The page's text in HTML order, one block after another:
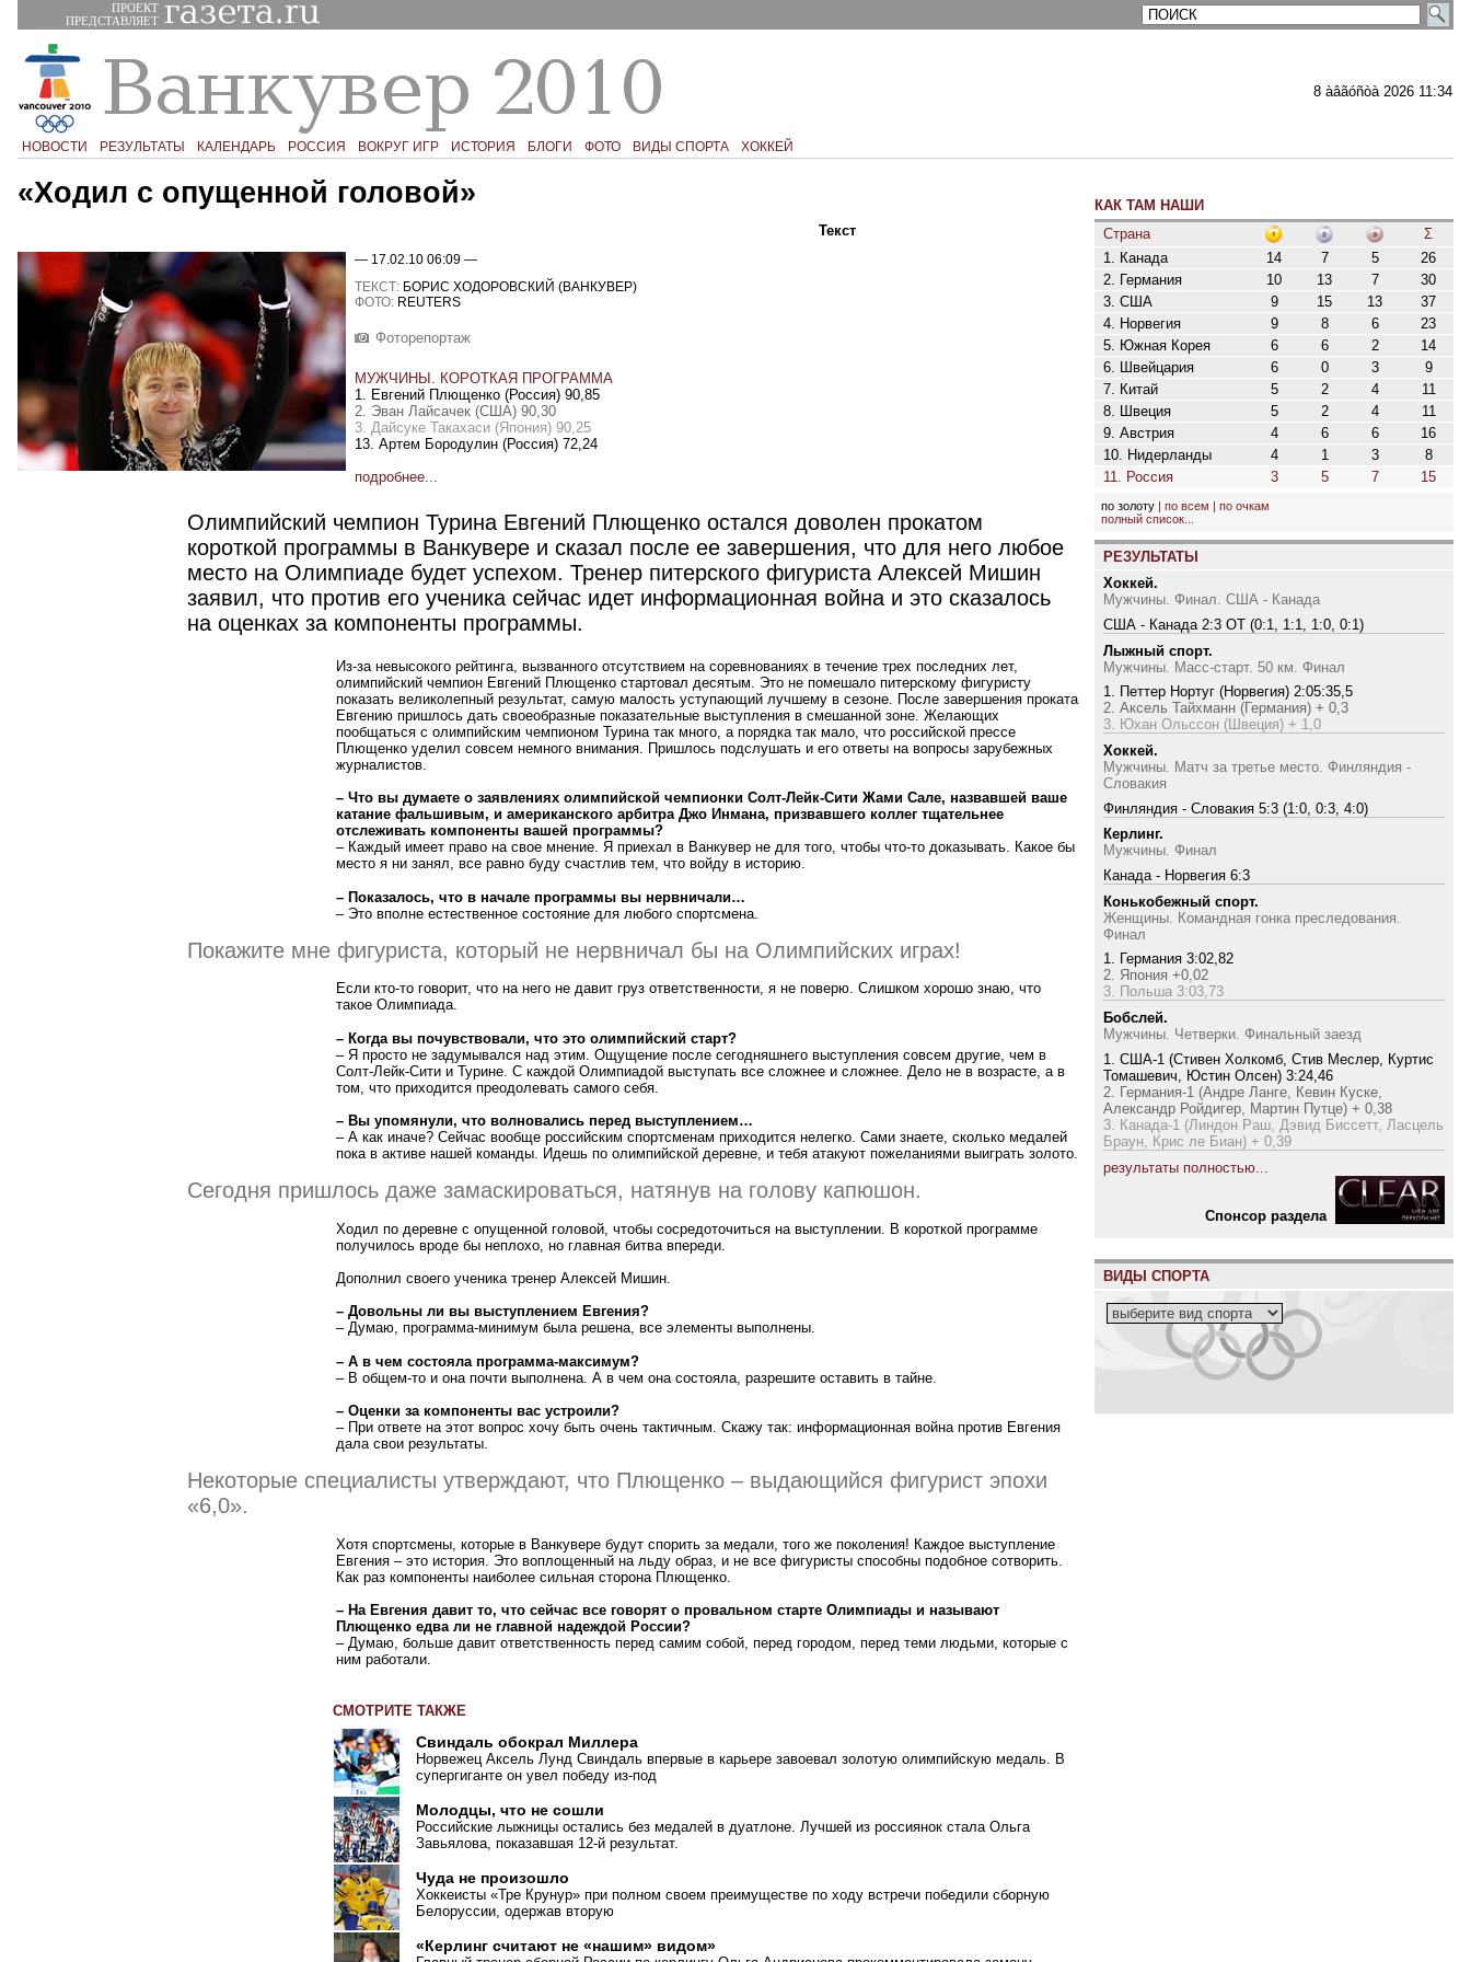
ПРОЕКТ
ПРЕДСТАВЛЯЕТ
8 àâãóñòà 2026 11:34
НОВОСТИ РЕЗУЛЬТАТЫ КАЛЕНДАРЬ РОССИЯ ВОКРУГ ИГР ИСТОРИЯ БЛОГИ ФОТО ВИДЫ СПОРТА ХОККЕЙ
«Ходил с опущенной головой»
Текст
— 17.02.10 06:09 —
ТЕКСТ: БОРИС ХОДОРОВСКИЙ (ВАНКУВЕР)
ФОТО: REUTERS
Фоторепортаж
МУЖЧИНЫ. КОРОТКАЯ ПРОГРАММА
1. Евгений Плющенко (Россия) 90,85
2. Эван Лайсачек (США) 90,30
3. Дайсуке Такахаси (Япония) 90,25
13. Артем Бородулин (Россия) 72,24
подробнее...
Олимпийский чемпион Турина Евгений Плющенко остался доволен прокатом
короткой программы в Ванкувере и сказал после ее завершения, что для него любое
место на Олимпиаде будет успехом. Тренер питерского фигуриста Алексей Мишин
заявил, что против его ученика сейчас идет информационная война и это сказалось
на оценках за компоненты программы.
Из-за невысокого рейтинга, вызванного отсутствием на соревнованиях в течение трех последних лет,
олимпийский чемпион Евгений Плющенко стартовал десятым. Это не помешало питерскому фигуристу
показать великолепный результат, самую малость уступающий лучшему в сезоне. После завершения проката
Евгению пришлось дать своеобразные показательные выступления в смешанной зоне. Желающих
пообщаться с олимпийским чемпионом Турина так много, а порядка так мало, что российской прессе
Плющенко уделил совсем немного внимания. Пришлось подслушать и его ответы на вопросы зарубежных
журналистов.
– Что вы думаете о заявлениях олимпийской чемпионки Солт-Лейк-Сити Жами Сале, назвавшей ваше
катание фальшивым, и американского арбитра Джо Инмана, призвавшего коллег тщательнее
отслеживать компоненты вашей программы?
– Каждый имеет право на свое мнение. Я приехал в Ванкувер не для того, чтобы что-то доказывать. Какое бы
место я ни занял, все равно буду счастлив тем, что войду в историю.
– Показалось, что в начале программы вы нервничали…
– Это вполне естественное состояние для любого спортсмена.
Покажите мне фигуриста, который не нервничал бы на Олимпийских играх!
Если кто-то говорит, что на него не давит груз ответственности, я не поверю. Слишком хорошо знаю, что
такое Олимпиада.
– Когда вы почувствовали, что это олимпийский старт?
– Я просто не задумывался над этим. Ощущение после сегодняшнего выступления совсем другие, чем в
Солт-Лейк-Сити и Турине. С каждой Олимпиадой выступать все сложнее и сложнее. Дело не в возрасте, а в
том, что приходится преодолевать самого себя.
– Вы упомянули, что волновались перед выступлением…
– А как иначе? Сейчас вообще российским спортсменам приходится нелегко. Сами знаете, сколько медалей
пока в активе нашей команды. Идешь по олимпийской деревне, и тебя атакуют пожеланиями выиграть золото.
Сегодня пришлось даже замаскироваться, натянув на голову капюшон.
Ходил по деревне с опущенной головой, чтобы сосредоточиться на выступлении. В короткой программе
получилось вроде бы неплохо, но главная битва впереди.
Дополнил своего ученика тренер Алексей Мишин.
– Довольны ли вы выступлением Евгения?
– Думаю, программа-минимум была решена, все элементы выполнены.
– А в чем состояла программа-максимум?
– В общем-то и она почти выполнена. А в чем она состояла, разрешите оставить в тайне.
– Оценки за компоненты вас устроили?
– При ответе на этот вопрос хочу быть очень тактичным. Скажу так: информационная война против Евгения
дала свои результаты.
Некоторые специалисты утверждают, что Плющенко – выдающийся фигурист эпохи
«6,0».
Хотя спортсмены, которые в Ванкувере будут спорить за медали, того же поколения! Каждое выступление
Евгения – это история. Это воплощенный на льду образ, и не все фигуристы способны подобное сотворить.
Как раз компоненты наиболее сильная сторона Плющенко.
– На Евгения давит то, что сейчас все говорят о провальном старте Олимпиады и называют
Плющенко едва ли не главной надеждой России?
– Думаю, больше давит ответственность перед самим собой, перед городом, перед теми людьми, которые с
ним работали.
КАК ТАМ НАШИ
Страна
Σ
1. Канада
14 7 5
26
2. Германия
10 13 7
30
3. США
9 15 13
37
4. Норвегия
9 8 6
23
5. Южная Корея
6 6 2
14
6. Швейцария
6 0 3
9
7. Китай
5 2 4
11
8. Швеция
5 2 4
11
9. Австрия
4 6 6
16
10. Нидерланды
4 1 3
8
11. Россия
3 5 7 15
по золоту |по всем |по очкам
полный список...
РЕЗУЛЬТАТЫ
Хоккей.
Мужчины. Финал. США - Канада
США - Канада 2:3 ОТ (0:1, 1:1, 1:0, 0:1)
Лыжный спорт.
Мужчины. Масс-старт. 50 км. Финал
1. Петтер Нортуг (Норвегия) 2:05:35,5
2. Аксель Тайхманн (Германия) + 0,3
3. Юхан Ольссон (Швеция) + 1,0
Хоккей.
Мужчины. Матч за третье место. Финляндия -
Словакия
Финляндия - Словакия 5:3 (1:0, 0:3, 4:0)
Керлинг.
Мужчины. Финал
Канада - Норвегия 6:3
Конькобежный спорт.
Женщины. Командная гонка преследования.
Финал
1. Германия 3:02,82
2. Япония +0,02
3. Польша 3:03,73
Бобслей.
Мужчины. Четверки. Финальный заезд
1. США-1 (Стивен Холкомб, Стив Меслер, Куртис
Томашевич, Юстин Олсен) 3:24,46
2. Германия-1 (Андре Ланге, Кевин Куске,
Александр Ройдигер, Мартин Путце) + 0,38
3. Канада-1 (Линдон Раш, Дэвид Биссетт, Ласцель
Браун, Крис ле Биан) + 0,39
результаты полностью...
Cпонсор раздела
ВИДЫ СПОРТА
СМОТРИТЕ ТАКЖЕ
Свиндаль обокрал Миллера
Норвежец Аксель Лунд Свиндаль впервые в карьере завоевал золотую олимпийскую медаль. В
супергиганте он увел победу из-под
Молодцы, что не сошли
Российские лыжницы остались без медалей в дуатлоне. Лучшей из россиянок стала Ольга
Завьялова, показавшая 12-й результат.
Чуда не произошло
Хоккеисты «Тре Крунур» при полном своем преимуществе по ходу встречи победили сборную
Белоруссии, одержав вторую
«Керлинг считают не «нашим» видом»